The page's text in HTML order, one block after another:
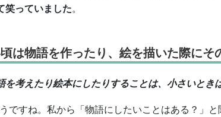
笑っていました。
は物語を作ったり、絵を描いた際にそ
考えたり絵本にしたりすることは、小さいとき
ですね。私から「物語にしたいことはある？」